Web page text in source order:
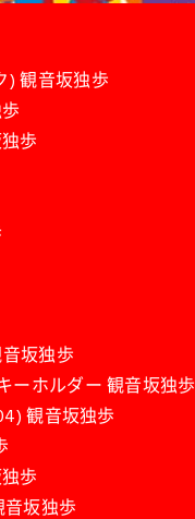
) 観音坂独歩
歩
坂独歩
ーホルダー 観音坂独歩
観音坂独歩
歩
音坂独歩